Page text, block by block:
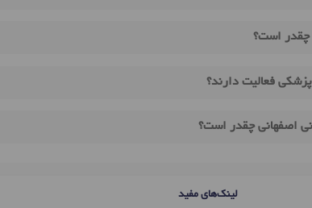
چقدر است؟
پزشکی فعالیت دارند؟
اصفهانی چقدر است؟
لینک‌های مفید